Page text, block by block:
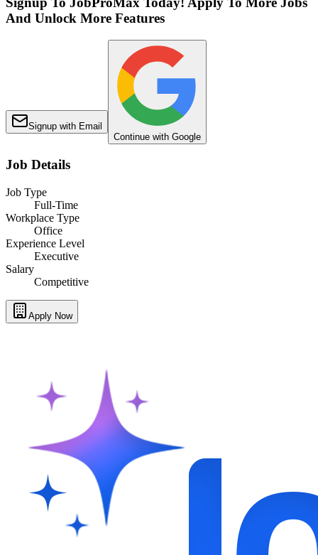
And Unlock More Features
Signup with Email
Continue with Google
Job Details
Job Type
Full-Time
Workplace Type
Office
Experience Level
Executive
Salary
Competitive
Apply Now